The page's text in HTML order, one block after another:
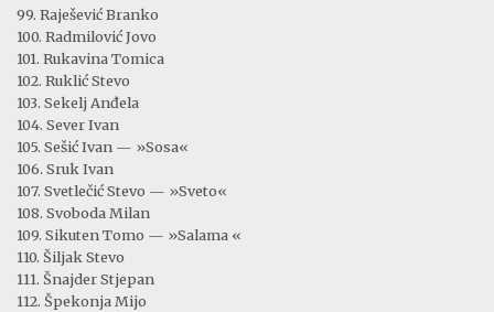
99. Raješević Branko
100. Radmilović Jovo
101. Rukavina Tomica
102. Ruklić Stevo
103. Sekelj Anđela
104. Sever Ivan
105. Sešić Ivan — »Sosa«
106. Sruk Ivan
107. Svetlečić Stevo — »Sveto«
108. Svoboda Milan
109. Sikuten Tomo — »Salama «
110. Šiljak Stevo
111. Šnajder Stjepan
112. Špekonja Mijo